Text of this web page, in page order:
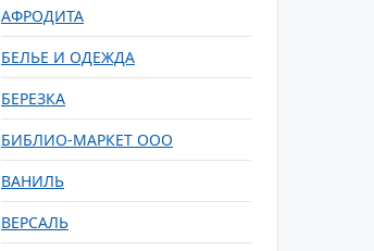
АФРОДИТА
БЕЛЬЕ И ОДЕЖДА
БЕРЕЗКА
БИБЛИО-МАРКЕТ ООО
ВАНИЛЬ
ВЕРСАЛЬ